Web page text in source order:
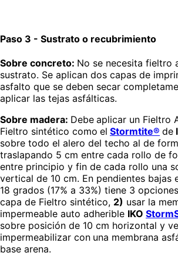
Paso 3 - Sustrato o recubrimiento
Sobre concreto: No se necesita fieltro
sustrato. Se aplican dos capas de
asfalto que se deben secar
aplicar las tejas asfálticas.
Sobre madera: Debe aplicar un Fieltro
Fieltro sintético como el Stormtite® de
sobre todo el alero del techo al de
traslapando 5 cm entre cada rollo de
entre principio y fin de cada rollo una
vertical de 10 cm. En pendientes bajas
18 grados (17% a 33%) tiene 3
capa de Fieltro sintético, 2) usar la
impermeable auto adherible IKO
sobre posición de 10 cm horizontal y
impermeabilizar con una membrana
base arena.